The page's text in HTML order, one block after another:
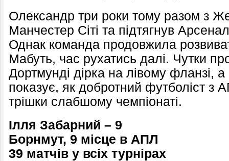
Олександр три роки тому разом з
Манчестер Сіті та підтягнув
Однак команда продовжила
Мабуть, час рухатись далі. Чутки
Дортмунді дірка на лівому фланзі,
показує, як добротний футболіст з
трішки слабшому чемпіонаті.
Ілля Забарний – 9
Борнмут, 9 місце в АПЛ
39 матчів у всіх турнірах